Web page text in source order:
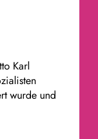
Karl
wurde und